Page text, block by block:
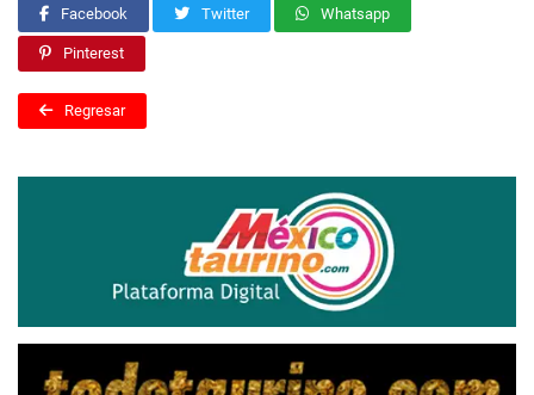
Facebook Twitter Whatsapp
Pinterest
Regresar